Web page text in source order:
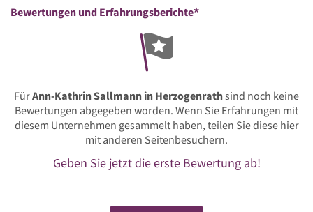
Bewertungen und Erfahrungsberichte*
FürAnn-Kathrin Sallmann in Herzogenrathsind noch keine
Bewertungen abgegeben worden. Wenn Sie Erfahrungen mit
diesem Unternehmen gesammelt haben, teilen Sie diese hier
mit anderen Seitenbesuchern.
Geben Sie jetzt die erste Bewertung ab!